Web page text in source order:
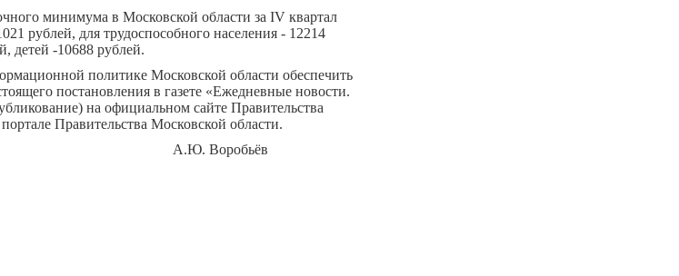
минимума в Московской области за IV квартал
рублей, для трудоспособного населения - 12214
детей -10688 рублей.
политике Московской области обеспечить
постановления в газете «Ежедневные новости.
на официальном сайте Правительства
Правительства Московской области.
области А.Ю. Воробьёв